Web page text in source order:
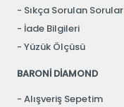
Sıkça Sorulan Sorular
İade Bilgileri
Yüzük Ölçüsü
BARONİ DİAMOND
Alışveriş Sepetim